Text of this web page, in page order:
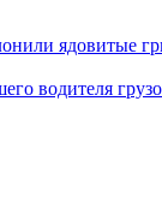
ядовитые
водителя